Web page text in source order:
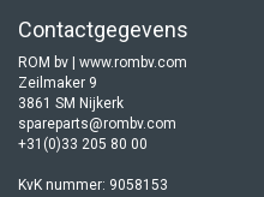
Contactgegevens
ROM bv | www.rombv.com
Zeilmaker 9
3861 SM Nijkerk
spareparts@rombv.com
+31(0)33 205 80 00
KvK nummer: 9058153